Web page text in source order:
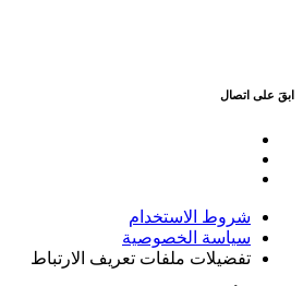
ابقَ على اتصال
شروط الاستخدام
سياسة الخصوصية
تفضيلات ملفات تعريف الارتباط